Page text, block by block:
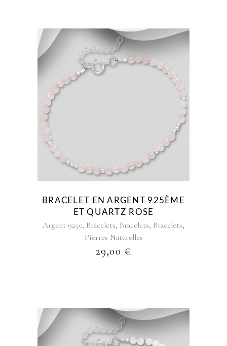
BRACELET EN ARGENT 925ÈME
ET QUARTZ ROSE
Argent 925e, Bracelets, Bracelets, Bracelets,
Pierres Naturelles
29,00 €